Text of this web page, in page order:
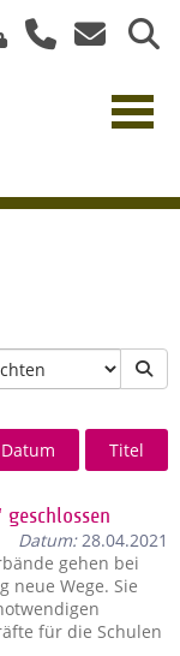
Datum Titel
geschlossen
Datum:28.04.2021
gehen bei
neue Wege. Sie
für die Schulen